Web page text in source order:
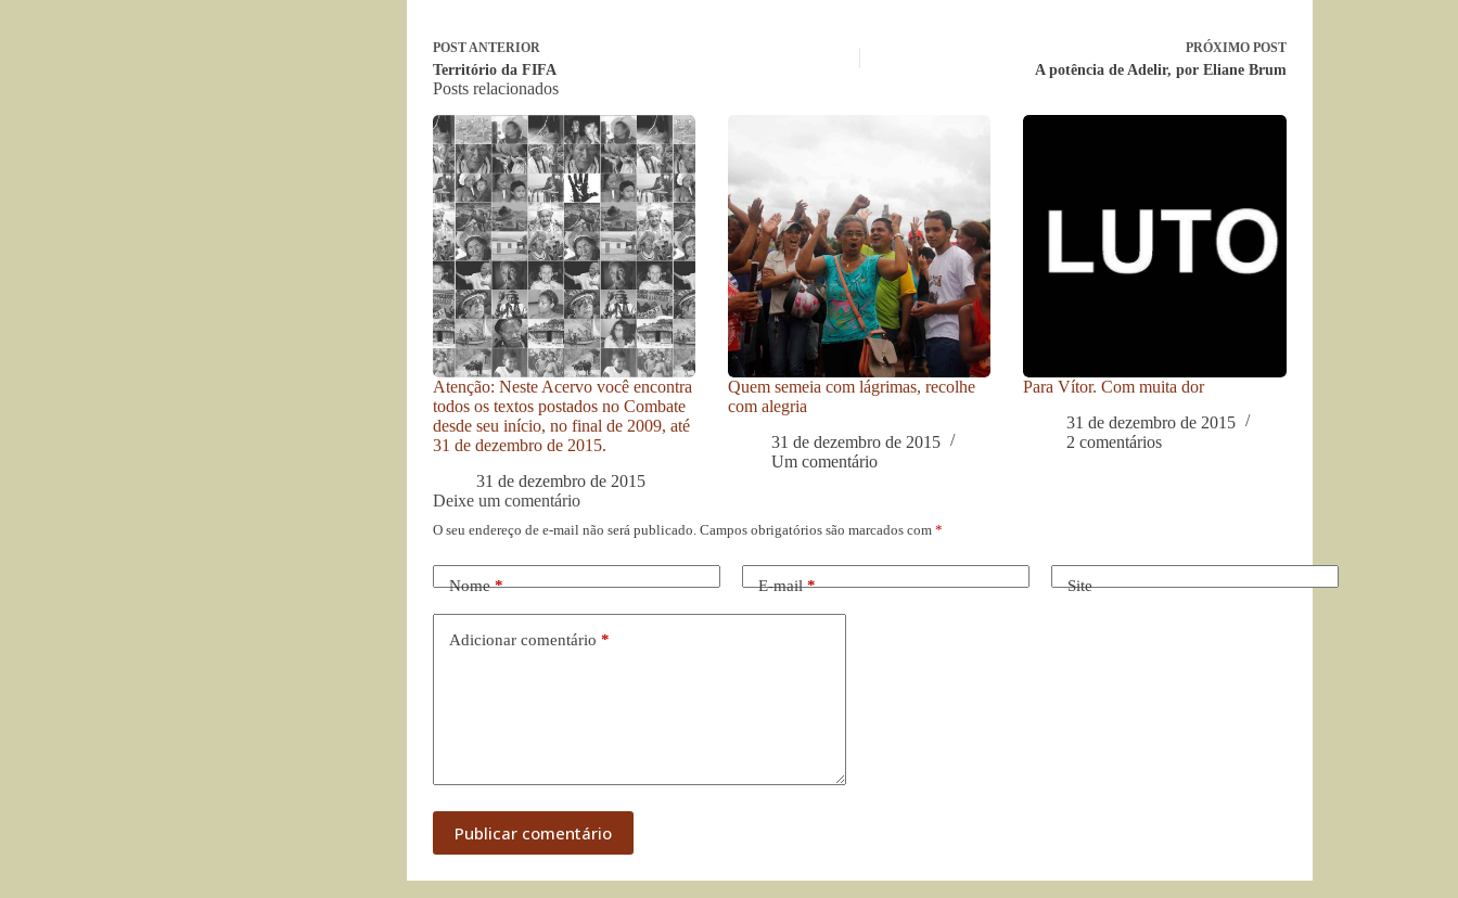
POSTANTERIOR
Território da FIFA
PRÓXIMO POST
A potência de Adelir, por Eliane Brum
Posts relacionados
Atenção: Neste Acervo você encontra
todos os textos postados no Combate
desde seu início, no final de 2009, até
31 de dezembro de 2015.
31 de dezembro de 2015
Quem semeia com lágrimas, recolhe
com alegria
31 de dezembro de 2015
Um comentário
Para Vítor. Com muita dor
31 de dezembro de 2015
2 comentários
Deixe um comentário
O seu endereço de e-mail não será publicado. Campos obrigatórios são marcados com *
Nome* E-mail* Site
Adicionar comentário *
Publicar comentário